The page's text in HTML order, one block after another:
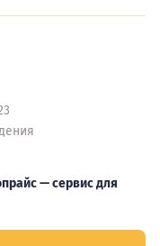
— сервис для